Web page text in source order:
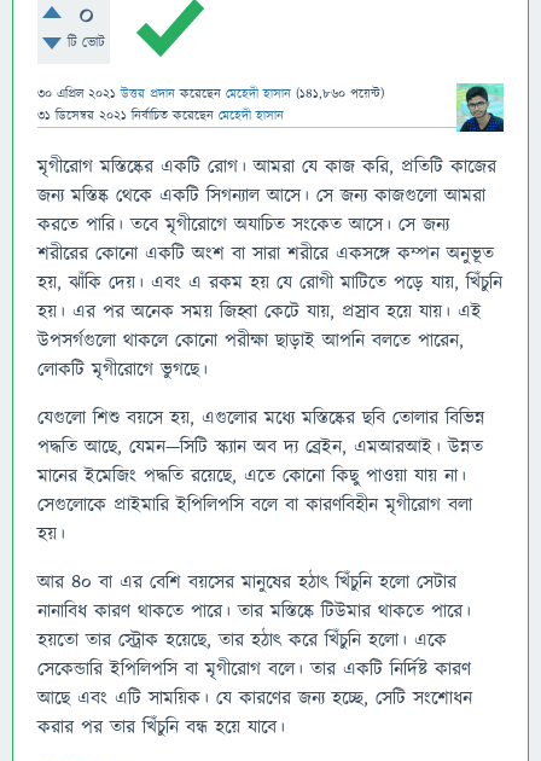
0
টি ভোট
30 এপ্রিল 2021 উত্তর প্রদান করেছেন মেহেদী হাসান (141,860 পয়েন্ট)
31 ডিসেম্বর 2021 নির্বাচিত করেছেন মেহেদী হাসান
মৃগীরোগ মস্তিষ্কের একটি রোগ। আমরা যে কাজ করি, প্রতিটি কাজের
জন্য মস্তিষ্ক থেকে একটি সিগন্যাল আসে। সে জন্য কাজগুলো আমরা
করতে পারি। তবে মৃগীরোগে অযাচিত সংকেত আসে। সে জন্য
শরীরের কোনো একটি অংশ বা সারা শরীরে একসঙ্গে কম্পন অনুভূত
হয়, ঝাঁকি দেয়। এবং এ রকম হয় যে রোগী মাটিতে পড়ে যায়, খিঁচুনি
হয়। এর পর অনেক সময় জিহ্বা কেটে যায়, প্রস্রাব হয়ে যায়। এই
উপসর্গগুলো থাকলে কোনো পরীক্ষা ছাড়াই আপনি বলতে পারেন,
লোকটি মৃগীরোগে ভুগছে।
যেগুলো শিশু বয়সে হয়, এগুলোর মধ্যে মস্তিষ্কের ছবি তোলার বিভিন্ন
পদ্ধতি আছে, যেমন—সিটি স্ক্যান অব দ্য ব্রেইন, এমআরআই। উন্নত
মানের ইমেজিং পদ্ধতি রয়েছে, এতে কোনো কিছু পাওয়া যায় না।
সেগুলোকে প্রাইমারি ইপিলিপসি বলে বা কারণবিহীন মৃগীরোগ বলা
হয়।
আর ৪০ বা এর বেশি বয়সের মানুষের হঠাৎ খিঁচুনি হলো সেটার
নানাবিধ কারণ থাকতে পারে। তার মস্তিষ্কে টিউমার থাকতে পারে।
হয়তো তার স্ট্রোক হয়েছে, তার হঠাৎ করে খিঁচুনি হলো। একে
সেকেন্ডারি ইপিলিপসি বা মৃগীরোগ বলে। তার একটি নির্দিষ্ট কারণ
আছে এবং এটি সাময়িক। যে কারণের জন্য হচ্ছে, সেটি সংশোধন
করার পর তার খিঁচুনি বন্ধ হয়ে যাবে।